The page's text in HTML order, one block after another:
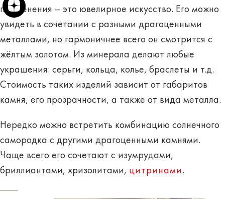
применения – это ювелирное искусство. Его можно
увидеть в сочетании с разными драгоценными
металлами, но гармоничнее всего он смотрится с
жёлтым золотом. Из минерала делают любые
украшения: серьги, кольца, колье, браслеты и т.д.
Стоимость таких изделий зависит от габаритов
камня, его прозрачности, а также от вида металла.
Нередко можно встретить комбинацию солнечного
самородка с другими драгоценными камнями.
Чаще всего его сочетают с изумрудами,
бриллиантами, хризолитами, цитринами.